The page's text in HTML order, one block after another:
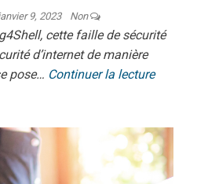
9, 2023 Non
cette faille de sécurité
d’internet de manière
pose… Continuer la lecture